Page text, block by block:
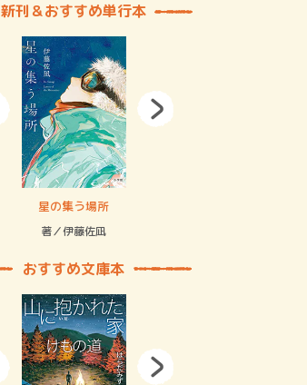
新刊＆おすすめ単行本
星の集う場所
著／伊藤佐凪
おすすめ文庫本